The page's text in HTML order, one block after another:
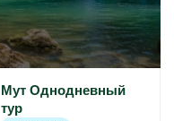
Мут Однодневный
тур